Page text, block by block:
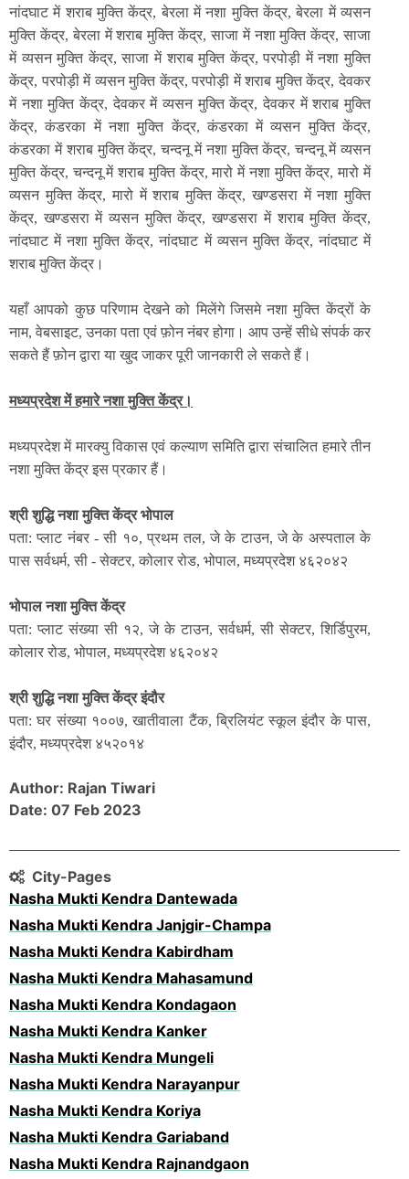
नांदघाट में शराब मुक्ति केंद्र, बेरला में नशा मुक्ति केंद्र, बेरला में व्यसन
मुक्ति केंद्र, बेरला में शराब मुक्ति केंद्र, साजा में नशा मुक्ति केंद्र, साजा
में व्यसन मुक्ति केंद्र, साजा में शराब मुक्ति केंद्र, परपोड़ी में नशा मुक्ति
केंद्र, परपोड़ी में व्यसन मुक्ति केंद्र, परपोड़ी में शराब मुक्ति केंद्र, देवकर
में नशा मुक्ति केंद्र, देवकर में व्यसन मुक्ति केंद्र, देवकर में शराब मुक्ति
केंद्र, कंडरका में नशा मुक्ति केंद्र, कंडरका में व्यसन मुक्ति केंद्र,
कंडरका में शराब मुक्ति केंद्र, चन्दनू में नशा मुक्ति केंद्र, चन्दनू में व्यसन
मुक्ति केंद्र, चन्दनू में शराब मुक्ति केंद्र, मारो में नशा मुक्ति केंद्र, मारो में
व्यसन मुक्ति केंद्र, मारो में शराब मुक्ति केंद्र, खण्डसरा में नशा मुक्ति
केंद्र, खण्डसरा में व्यसन मुक्ति केंद्र, खण्डसरा में शराब मुक्ति केंद्र,
नांदघाट में नशा मुक्ति केंद्र, नांदघाट में व्यसन मुक्ति केंद्र, नांदघाट में
शराब मुक्ति केंद्र।
यहाँ आपको कुछ परिणाम देखने को मिलेंगे जिसमे नशा मुक्ति केंद्रों के
नाम, वेबसाइट, उनका पता एवं फ़ोन नंबर होगा। आप उन्हें सीधे संपर्क कर
सकते हैं फ़ोन द्वारा या खुद जाकर पूरी जानकारी ले सकते हैं।
मध्यप्रदेश में हमारे नशा मुक्ति केंद्र।
मध्यप्रदेश में मारक्यु विकास एवं कल्याण समिति द्वारा संचालित हमारे तीन
नशा मुक्ति केंद्र इस प्रकार हैं।
श्री शुद्धि नशा मुक्ति केंद्र भोपाल
पता: प्लाट नंबर - सी १०, प्रथम तल, जे के टाउन, जे के अस्पताल के
पास सर्वधर्म, सी - सेक्टर, कोलार रोड, भोपाल, मध्यप्रदेश ४६२०४२
भोपाल नशा मुक्ति केंद्र
पता: प्लाट संख्या सी १२, जे के टाउन, सर्वधर्म, सी सेक्टर, शिर्डिपुरम,
कोलार रोड, भोपाल, मध्यप्रदेश ४६२०४२
श्री शुद्धि नशा मुक्ति केंद्र इंदौर
पता: घर संख्या १००७, खातीवाला टैंक, ब्रिलियंट स्कूल इंदौर के पास,
इंदौर, मध्यप्रदेश ४५२०१४
Author: Rajan Tiwari
Date: 07 Feb 2023
City-Pages
Nasha Mukti Kendra Dantewada
Nasha Mukti Kendra Janjgir-Champa
Nasha Mukti Kendra Kabirdham
Nasha Mukti Kendra Mahasamund
Nasha Mukti Kendra Kondagaon
Nasha Mukti Kendra Kanker
Nasha Mukti Kendra Mungeli
Nasha Mukti Kendra Narayanpur
Nasha Mukti Kendra Koriya
Nasha Mukti Kendra Gariaband
Nasha Mukti Kendra Rajnandgaon